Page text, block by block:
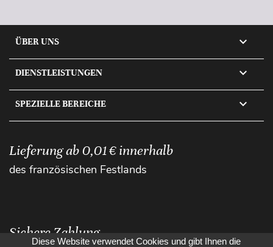
ÜBER UNS 
DIENSTLEISTUNGEN 
SPEZIELLE BEREICHE 
Lieferung ab 0,01 € innerhalb
des französischen Festlands
Sichere Zahlung
Diese Website verwendet Cookies und gibt Ihnen die